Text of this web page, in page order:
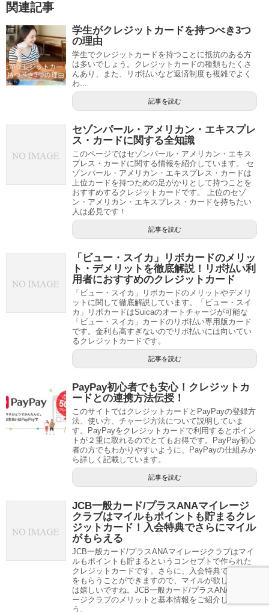
関連記事
学生がクレジットカードを持つべき3つ
の理由
学生でクレジットカードを持つことに抵抗のある方
は多いでしょう。クレジットカードの種類もたくさ
んあり、また、リボ払いなど返済制度も複雑でよく
わ...
記事を読む
セゾンパール・アメリカン・エキスプレ
ス・カードに関する全知識
このページではセゾンパール・アメリカン・エキス
プレス・カードに関する情報を紹介しています。 セ
ゾンパール・アメリカン・エキスプレス・カードは
上位カードを持つための足がかりとして持つことを
おすすめするクレジットカードです。 上位のセゾ
ン・アメリカン・エキスプレス・カードを持ちたい
人は必見です！
記事を読む
「ビュー・スイカ」リボカードのメリッ
ト・デメリットを徹底解説！リボ払い利
用者におすすめのクレジットカード
「ビュー・スイカ」リボカードのメリットやデメリ
ットに関して徹底解説しています。「ビュー・スイ
カ」リボカードはSuicaのオートチャージが可能な
「ビュー・スイカ」カードのリボ払い専用版カード
です。金利も高すぎないのでリボ払いには向いてい
るクレジットカードです。
記事を読む
PayPay初心者でも安心！クレジットカ
ードとの連携方法伝授！
このサイトではクレジットカードとPayPayの登録方
法、使い方、チャージ方法について説明していま
す。PayPayをクレジットカードで利用するとポイン
トが２重に取れるのでとてもお得です。PayPay初心
者の方でもわかりやすいように、PayPayの仕組みか
ら詳しく記載しています。
記事を読む
JCB一般カード/プラスANAマイレージ
クラブはマイルもポイントも貯まるクレ
ジットカード！入会特典でさらにマイル
がもらえる
JCB一般カード/プラスANAマイレージクラブはマイ
ルもポイントも貯まるというコンセプトで作られた
クレジットカードです。さらに、入会特典でマイル
をもらうことができますので、マイルが欲しい方に
は嬉しいですね。JCB一般カード/プラスANAマイレ
ージクラブのメリットと基本情報をご紹介しましょ
う。